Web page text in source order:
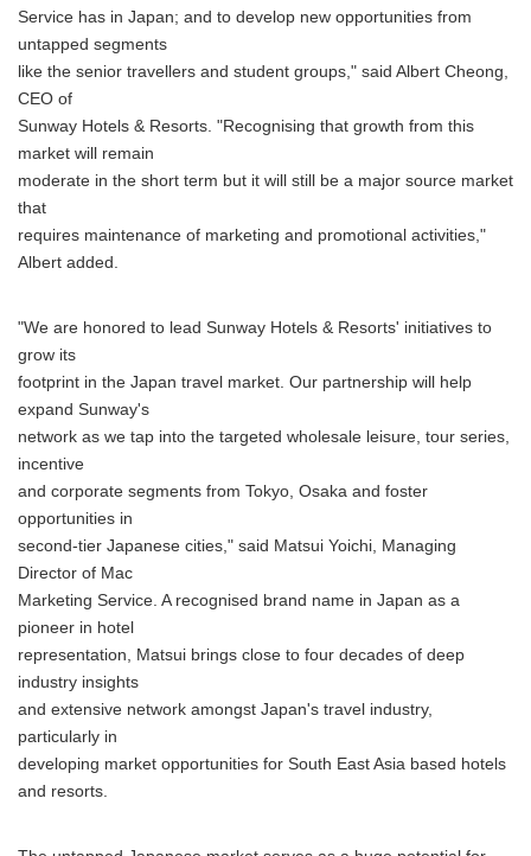
Service has in Japan; and to develop new opportunities from
untapped segments
like the senior travellers and student groups," said Albert Cheong,
CEO of
Sunway Hotels & Resorts. "Recognising that growth from this
market will remain
moderate in the short term but it will still be a major source market
that
requires maintenance of marketing and promotional activities,"
Albert added.
"We are honored to lead Sunway Hotels & Resorts' initiatives to
grow its
footprint in the Japan travel market. Our partnership will help
expand Sunway's
network as we tap into the targeted wholesale leisure, tour series,
incentive
and corporate segments from Tokyo, Osaka and foster
opportunities in
second-tier Japanese cities," said Matsui Yoichi, Managing
Director of Mac
Marketing Service. A recognised brand name in Japan as a
pioneer in hotel
representation, Matsui brings close to four decades of deep
industry insights
and extensive network amongst Japan's travel industry,
particularly in
developing market opportunities for South East Asia based hotels
and resorts.